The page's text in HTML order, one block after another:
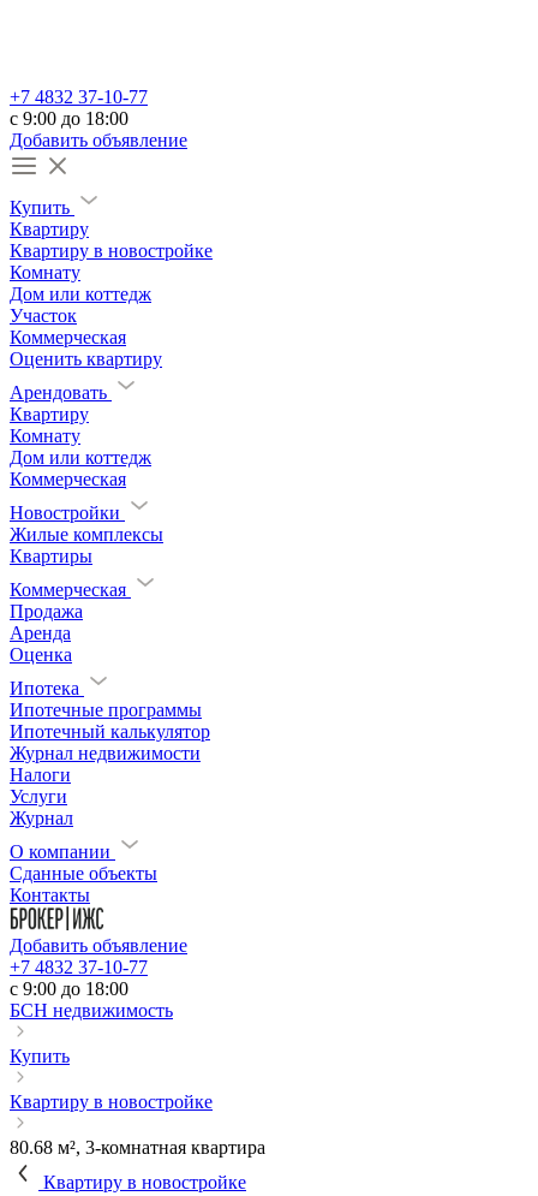
+7 4832 37-10-77
c 9:00 до 18:00
Добавить объявление
Купить
Квартиру
Квартиру в новостройке
Комнату
Дом или коттедж
Участок
Коммерческая
Оценить квартиру
Арендовать
Квартиру
Комнату
Дом или коттедж
Коммерческая
Новостройки
Жилые комплексы
Квартиры
Коммерческая
Продажа
Аренда
Оценка
Ипотека
Ипотечные программы
Ипотечный калькулятор
Журнал недвижимости
Налоги
Услуги
Журнал
О компании
Сданные объекты
Контакты
Добавить объявление
+7 4832 37-10-77
c 9:00 до 18:00
БСН недвижимость
Купить
Квартиру в новостройке
80.68 м², 3-комнатная квартира
Квартиру в новостройке